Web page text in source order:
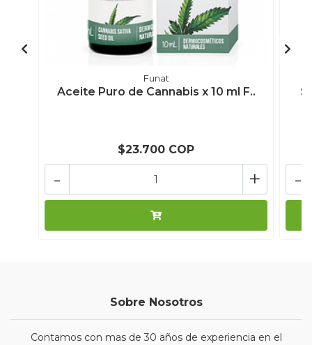
Funat
Aceite Puro de Cannabis x 10 ml F..
$23.700 COP
+
- -
Sobre Nosotros
Contamos con mas de 30 años de experiencia en el